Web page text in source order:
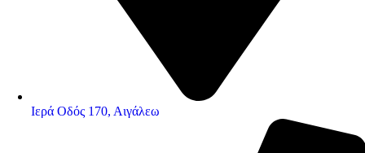
Ιερά Οδός 170, Αιγάλεω